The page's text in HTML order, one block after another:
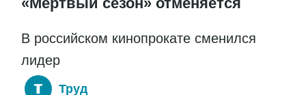
В российском кинопрокате сменился
лидер
Труд